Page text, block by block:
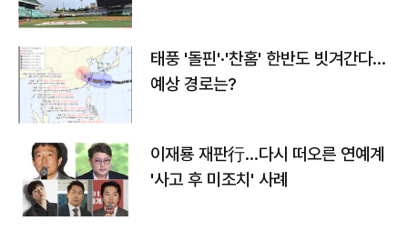
태풍 '돌핀'·'찬홈' 한반도 빗겨간다…
예상 경로는?
이재룡 재판行…다시 떠오른 연예계
'사고 후 미조치' 사례